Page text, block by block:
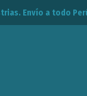
Envío a todo